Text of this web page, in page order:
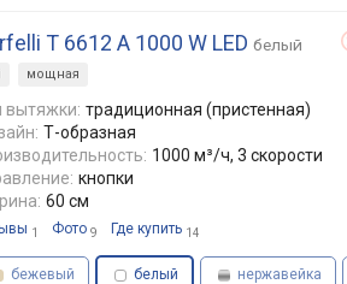
T 6612 A 1000 W LED белый
мощная
вытяжки: традиционная (пристенная)
Т-образная
1000 м³/ч, 3 скорости
кнопки
60 см
1 Фото 9 Где купить 14
бежевый белый нержавейка